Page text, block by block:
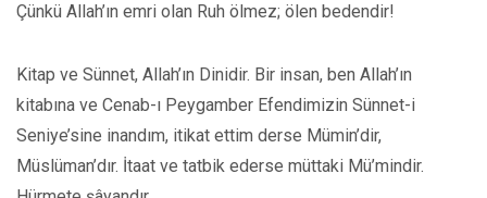
Çünkü Allah’ın emri olan Ruh ölmez; ölen bedendir!
Kitap ve Sünnet, Allah’ın Dinidir. Bir insan, ben Allah’ın
kitabına ve Cenab-ı Peygamber Efendimizin Sünnet-i
Seniye’sine inandım, itikat ettim derse Mümin’dir,
Müslüman’dır. İtaat ve tatbik ederse müttaki Mü’mindir.